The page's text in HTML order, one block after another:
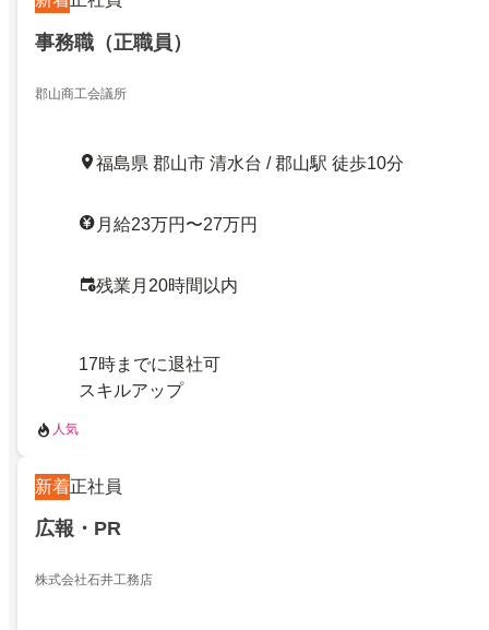
事務職（正職員）
郡山商工会議所
福島県 郡山市 清水台 / 郡山駅 徒歩10分
月給23万円〜27万円
残業月20時間以内
17時までに退社可
スキルアップ
人気
新着正社員
広報・PR
株式会社石井工務店